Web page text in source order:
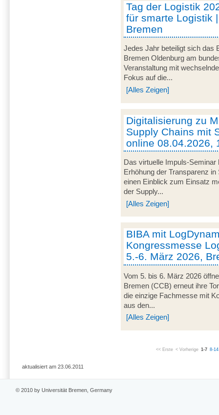
Tag der Logistik
für smarte Logistik
Bremen
Jedes Jahr beteiligt sich das
Bremen Oldenburg am
Veranstaltung mit
Fokus auf die...
[Alles Zeigen]
Digitalisierung zu
Supply Chains mit
online 08.04.2026,
Das virtuelle Impuls-Seminar
Erhöhung der Transparenz
einen Einblick zum Einsatz
der Supply...
[Alles Zeigen]
BIBA mit
Kongressmesse
5.-6. März 2026,
Vom 5. bis 6. März 2026
Bremen (CCB) erneut ihre
die einzige Fachmesse mit
aus den...
[Alles Zeigen]
<< Erste < Vorherige 1-7 8-14
aktualisiert am 23.06.2011
© 2010 by Universität Bremen, Germany